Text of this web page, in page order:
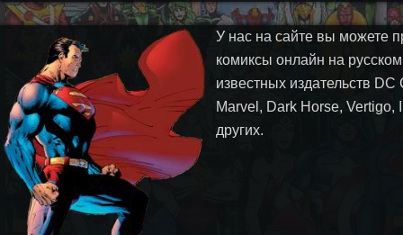
У нас на сайте вы можете
комиксы онлайн на
известных издательств DC
Marvel, Dark Horse, Vertigo,
других.